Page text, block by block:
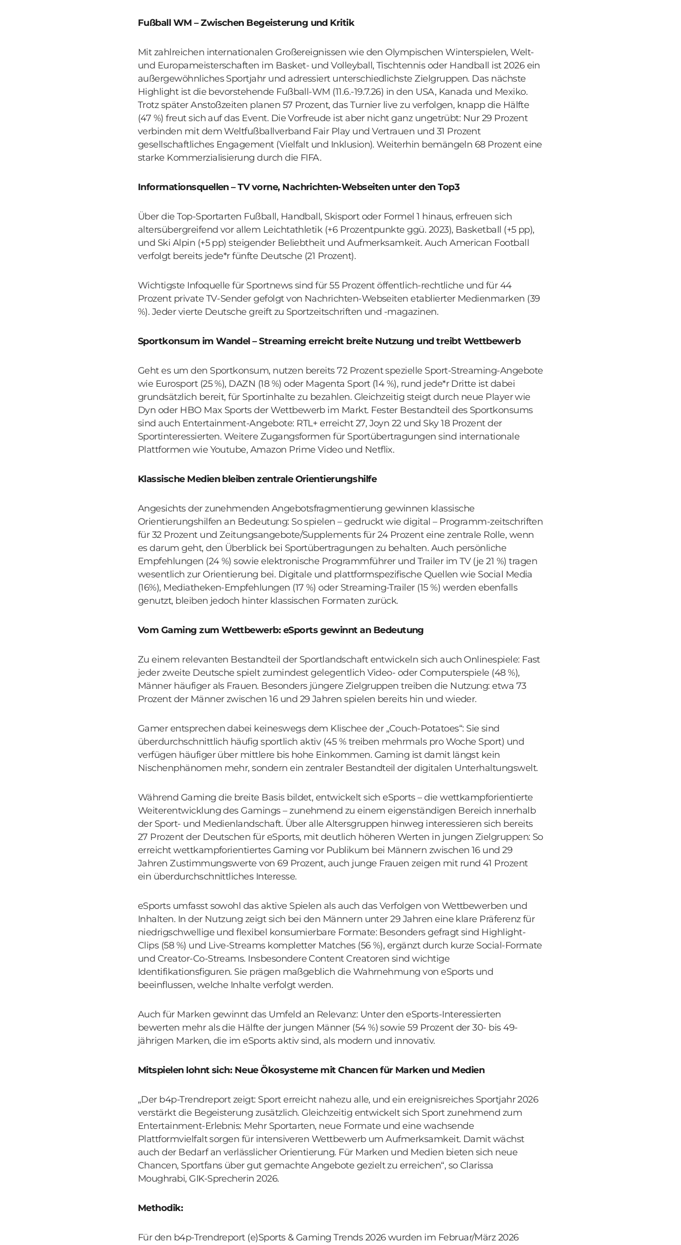
Fußball WM – Zwischen Begeisterung und Kritik
Mit zahlreichen internationalen Großereignissen wie den Olympischen Winterspielen, Welt-
und Europameisterschaften im Basket- und Volleyball, Tischtennis oder Handball ist 2026 ein
außergewöhnliches Sportjahr und adressiert unterschiedlichste Zielgruppen. Das nächste
Highlight ist die bevorstehende Fußball-WM (11.6.-19.7.26) in den USA, Kanada und Mexiko.
Trotz später Anstoßzeiten planen 57 Prozent, das Turnier live zu verfolgen, knapp die Hälfte
(47 %) freut sich auf das Event. Die Vorfreude ist aber nicht ganz ungetrübt: Nur 29 Prozent
verbinden mit dem Weltfußballverband Fair Play und Vertrauen und 31 Prozent
gesellschaftliches Engagement (Vielfalt und Inklusion). Weiterhin bemängeln 68 Prozent eine
starke Kommerzialisierung durch die FIFA.
Informationsquellen – TV vorne, Nachrichten-Webseiten unter den Top3
Über die Top-Sportarten Fußball, Handball, Skisport oder Formel 1 hinaus, erfreuen sich
altersübergreifend vor allem Leichtathletik (+6 Prozentpunkte ggü. 2023), Basketball (+5 pp),
und Ski Alpin (+5 pp) steigender Beliebtheit und Aufmerksamkeit. Auch American Football
verfolgt bereits jede*r fünfte Deutsche (21 Prozent).
Wichtigste Infoquelle für Sportnews sind für 55 Prozent öffentlich-rechtliche und für 44
Prozent private TV-Sender gefolgt von Nachrichten-Webseiten etablierter Medienmarken (39
%). Jeder vierte Deutsche greift zu Sportzeitschriften und -magazinen.
Sportkonsum im Wandel – Streaming erreicht breite Nutzung und treibt Wettbewerb
Geht es um den Sportkonsum, nutzen bereits 72 Prozent spezielle Sport-Streaming-Angebote
wie Eurosport (25 %), DAZN (18 %) oder Magenta Sport (14 %), rund jede*r Dritte ist dabei
grundsätzlich bereit, für Sportinhalte zu bezahlen. Gleichzeitig steigt durch neue Player wie
Dyn oder HBO Max Sports der Wettbewerb im Markt. Fester Bestandteil des Sportkonsums
sind auch Entertainment-Angebote: RTL+ erreicht 27, Joyn 22 und Sky 18 Prozent der
Sportinteressierten. Weitere Zugangsformen für Sportübertragungen sind internationale
Plattformen wie Youtube, Amazon Prime Video und Netflix.
Klassische Medien bleiben zentrale Orientierungshilfe
Angesichts der zunehmenden Angebotsfragmentierung gewinnen klassische
Orientierungshilfen an Bedeutung: So spielen – gedruckt wie digital – Programm-zeitschriften
für 32 Prozent und Zeitungsangebote/Supplements für 24 Prozent eine zentrale Rolle, wenn
es darum geht, den Überblick bei Sportübertragungen zu behalten. Auch persönliche
Empfehlungen (24 %) sowie elektronische Programmführer und Trailer im TV (je 21 %) tragen
wesentlich zur Orientierung bei. Digitale und plattformspezifische Quellen wie Social Media
(16%), Mediatheken-Empfehlungen (17 %) oder Streaming-Trailer (15 %) werden ebenfalls
genutzt, bleiben jedoch hinter klassischen Formaten zurück.
Vom Gaming zum Wettbewerb: eSports gewinnt an Bedeutung
Zu einem relevanten Bestandteil der Sportlandschaft entwickeln sich auch Onlinespiele: Fast
jeder zweite Deutsche spielt zumindest gelegentlich Video- oder Computerspiele (48 %),
Männer häufiger als Frauen. Besonders jüngere Zielgruppen treiben die Nutzung: etwa 73
Prozent der Männer zwischen 16 und 29 Jahren spielen bereits hin und wieder.
Gamer entsprechen dabei keineswegs dem Klischee der „Couch-Potatoes“: Sie sind
überdurchschnittlich häufig sportlich aktiv (45 % treiben mehrmals pro Woche Sport) und
verfügen häufiger über mittlere bis hohe Einkommen. Gaming ist damit längst kein
Nischenphänomen mehr, sondern ein zentraler Bestandteil der digitalen Unterhaltungswelt.
Während Gaming die breite Basis bildet, entwickelt sich eSports – die wettkampforientierte
Weiterentwicklung des Gamings – zunehmend zu einem eigenständigen Bereich innerhalb
der Sport- und Medienlandschaft. Über alle Altersgruppen hinweg interessieren sich bereits
27 Prozent der Deutschen für eSports, mit deutlich höheren Werten in jungen Zielgruppen: So
erreicht wettkampforientiertes Gaming vor Publikum bei Männern zwischen 16 und 29
Jahren Zustimmungswerte von 69 Prozent, auch junge Frauen zeigen mit rund 41 Prozent
ein überdurchschnittliches Interesse.
eSports umfasst sowohl das aktive Spielen als auch das Verfolgen von Wettbewerben und
Inhalten. In der Nutzung zeigt sich bei den Männern unter 29 Jahren eine klare Präferenz für
niedrigschwellige und flexibel konsumierbare Formate: Besonders gefragt sind Highlight-
Clips (58 %) und Live-Streams kompletter Matches (56 %), ergänzt durch kurze Social-Formate
und Creator-Co-Streams. Insbesondere Content Creatoren sind wichtige
Identifikationsfiguren. Sie prägen maßgeblich die Wahrnehmung von eSports und
beeinflussen, welche Inhalte verfolgt werden.
Auch für Marken gewinnt das Umfeld an Relevanz: Unter den eSports-Interessierten
bewerten mehr als die Hälfte der jungen Männer (54 %) sowie 59 Prozent der 30- bis 49-
jährigen Marken, die im eSports aktiv sind, als modern und innovativ.
Mitspielen lohnt sich: Neue Ökosysteme mit Chancen für Marken und Medien
„Der b4p-Trendreport zeigt: Sport erreicht nahezu alle, und ein ereignisreiches Sportjahr 2026
verstärkt die Begeisterung zusätzlich. Gleichzeitig entwickelt sich Sport zunehmend zum
Entertainment-Erlebnis: Mehr Sportarten, neue Formate und eine wachsende
Plattformvielfalt sorgen für intensiveren Wettbewerb um Aufmerksamkeit. Damit wächst
auch der Bedarf an verlässlicher Orientierung. Für Marken und Medien bieten sich neue
Chancen, Sportfans über gut gemachte Angebote gezielt zu erreichen“, so Clarissa
Moughrabi, GIK-Sprecherin 2026.
Methodik:
Für den b4p-Trendreport (e)Sports & Gaming Trends 2026 wurden im Februar/März 2026